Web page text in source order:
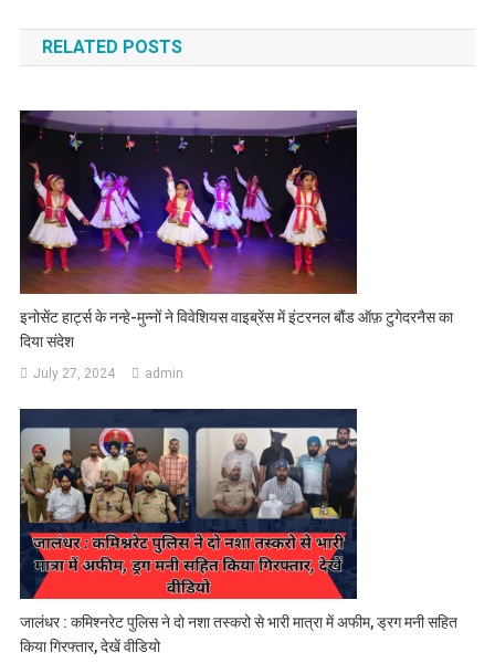
RELATED POSTS
इनोसेंट हार्ट्स के नन्हे-मुन्नों ने विवेशियस वाइब्रेंस ‌में इंटरनल बौंड ऑफ़ टुगेदरनैस का
दिया संदेश
July 27, 2024 admin
जालंधर : कमिश्नरेट पुलिस ने दो नशा तस्करो से भारी मात्रा में अफीम, ड्रग मनी सहित
किया गिरफ्तार, देखें वीडियो